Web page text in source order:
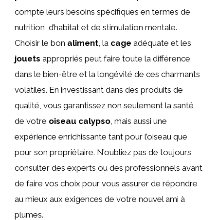
compte leurs besoins spécifiques en termes de
nutrition, d’habitat et de stimulation mentale.
Choisir le bon aliment, la cage adéquate et les
jouets appropriés peut faire toute la différence
dans le bien-être et la longévité de ces charmants
volatiles. En investissant dans des produits de
qualité, vous garantissez non seulement la santé
de votre oiseau calypso, mais aussi une
expérience enrichissante tant pour l’oiseau que
pour son propriétaire. N’oubliez pas de toujours
consulter des experts ou des professionnels avant
de faire vos choix pour vous assurer de répondre
au mieux aux exigences de votre nouvel ami à
plumes.